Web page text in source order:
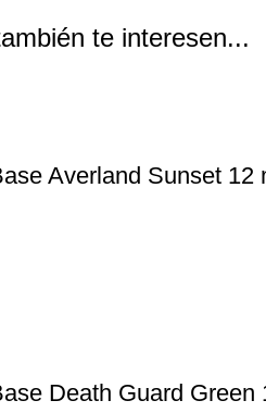
te interesen...
Averland Sunset 12
Death Guard Green